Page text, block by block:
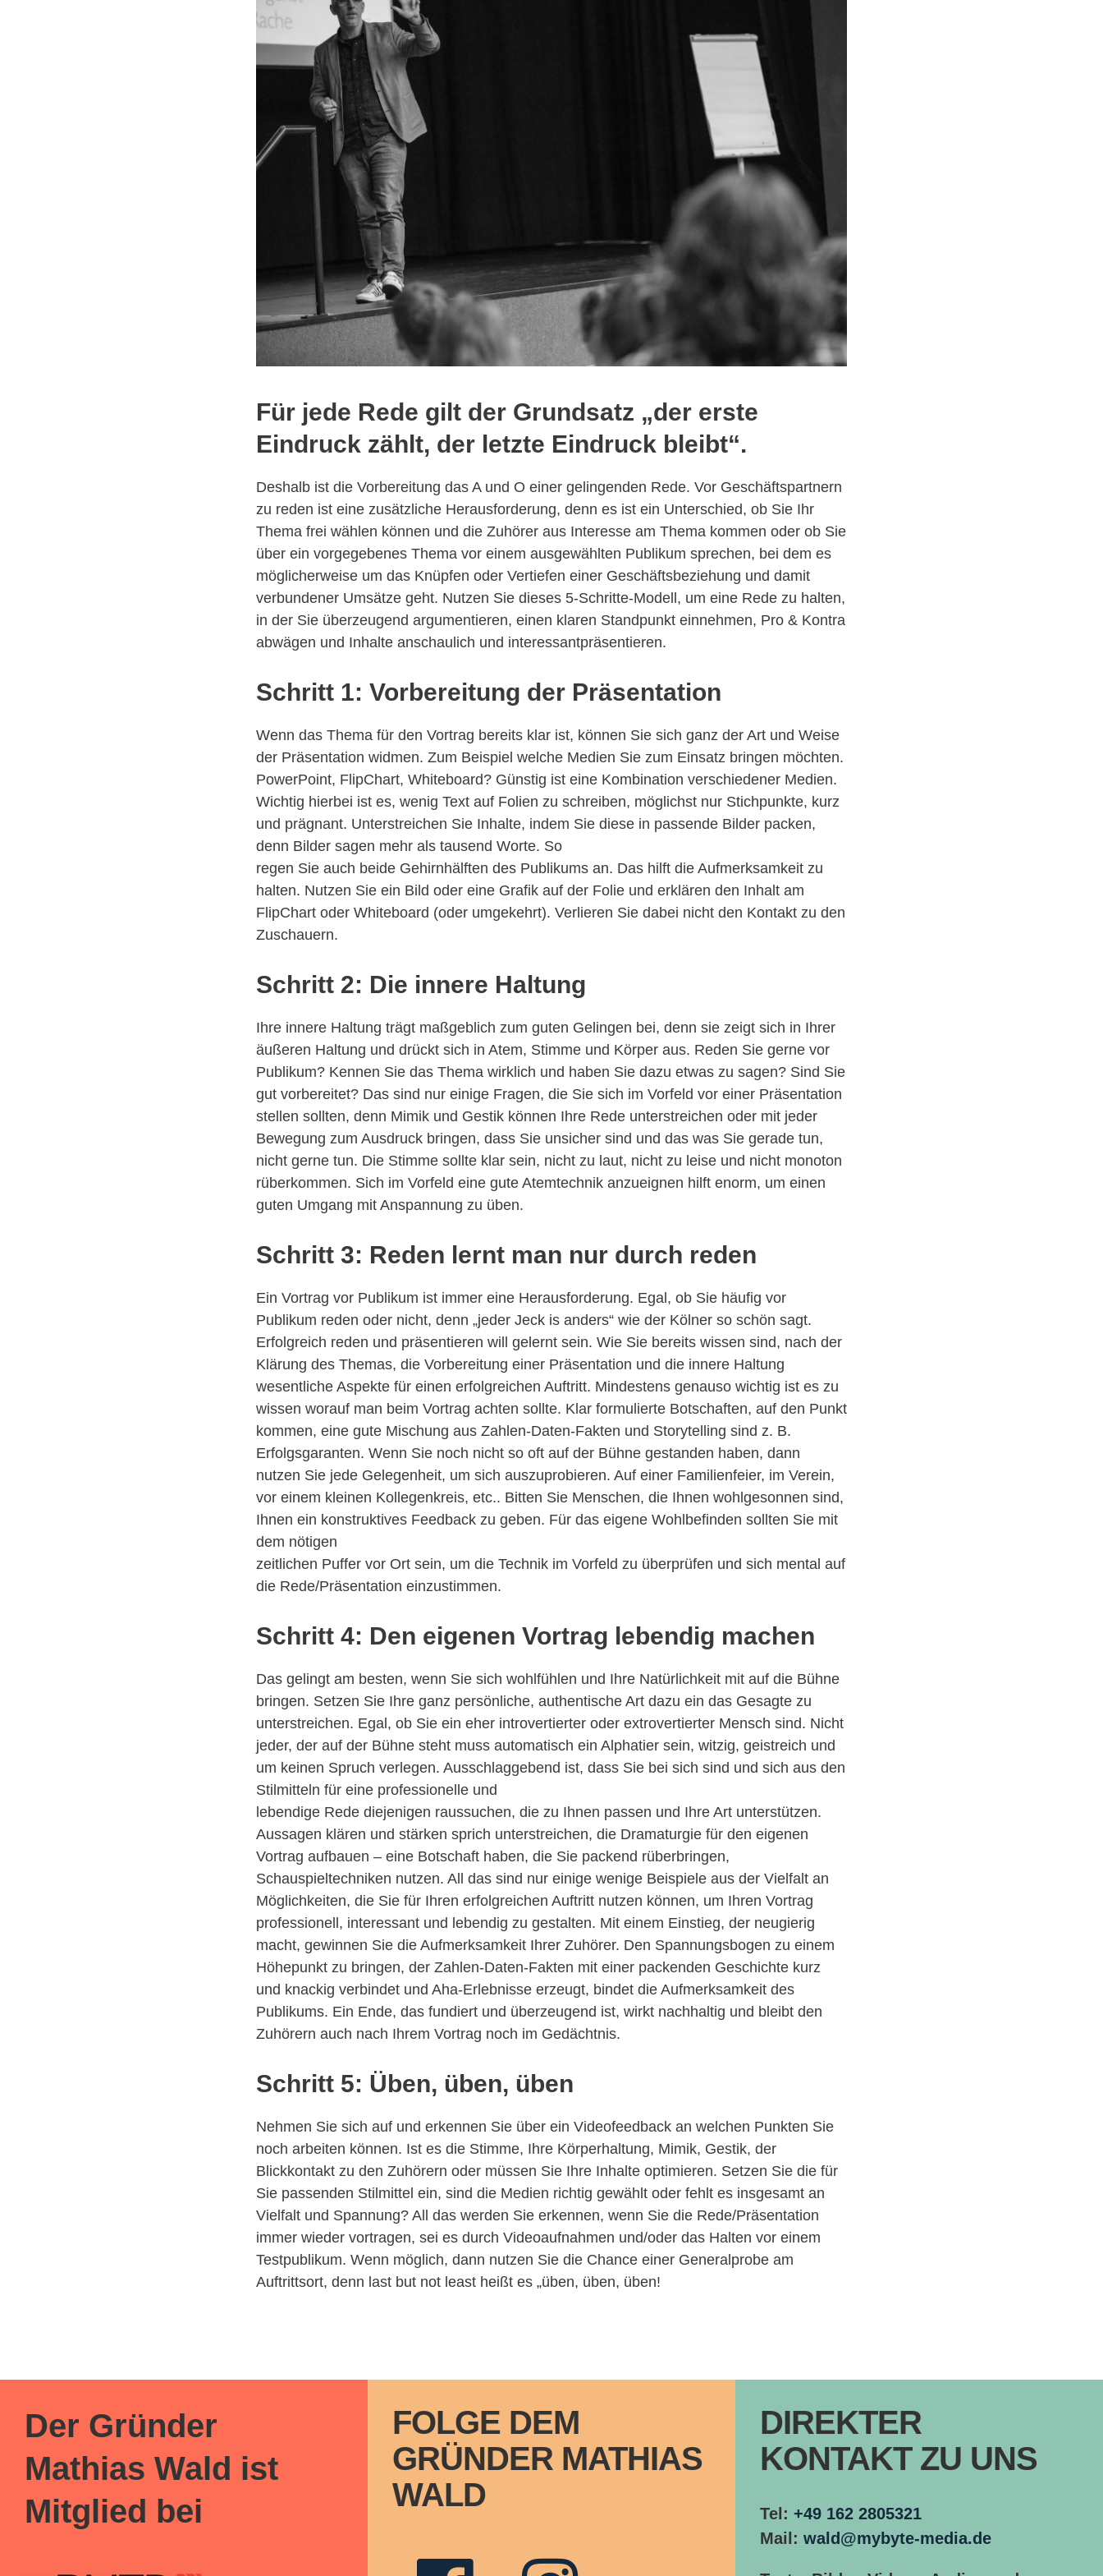
Für jede Rede gilt der Grundsatz „der erste
Eindruck zählt, der letzte Eindruck bleibt“.
Deshalb ist die Vorbereitung das A und O einer gelingenden Rede. Vor Geschäftspartnern
zu reden ist eine zusätzliche Herausforderung, denn es ist ein Unterschied, ob Sie Ihr
Thema frei wählen können und die Zuhörer aus Interesse am Thema kommen oder ob Sie
über ein vorgegebenes Thema vor einem ausgewählten Publikum sprechen, bei dem es
möglicherweise um das Knüpfen oder Vertiefen einer Geschäftsbeziehung und damit
verbundener Umsätze geht. Nutzen Sie dieses 5-Schritte-Modell, um eine Rede zu halten,
in der Sie überzeugend argumentieren, einen klaren Standpunkt einnehmen, Pro & Kontra
abwägen und Inhalte anschaulich und interessantpräsentieren.
Schritt 1: Vorbereitung der Präsentation
Wenn das Thema für den Vortrag bereits klar ist, können Sie sich ganz der Art und Weise
der Präsentation widmen. Zum Beispiel welche Medien Sie zum Einsatz bringen möchten.
PowerPoint, FlipChart, Whiteboard? Günstig ist eine Kombination verschiedener Medien.
Wichtig hierbei ist es, wenig Text auf Folien zu schreiben, möglichst nur Stichpunkte, kurz
und prägnant. Unterstreichen Sie Inhalte, indem Sie diese in passende Bilder packen,
denn Bilder sagen mehr als tausend Worte. So
regen Sie auch beide Gehirnhälften des Publikums an. Das hilft die Aufmerksamkeit zu
halten. Nutzen Sie ein Bild oder eine Grafik auf der Folie und erklären den Inhalt am
FlipChart oder Whiteboard (oder umgekehrt). Verlieren Sie dabei nicht den Kontakt zu den
Zuschauern.
Schritt 2: Die innere Haltung
Ihre innere Haltung trägt maßgeblich zum guten Gelingen bei, denn sie zeigt sich in Ihrer
äußeren Haltung und drückt sich in Atem, Stimme und Körper aus. Reden Sie gerne vor
Publikum? Kennen Sie das Thema wirklich und haben Sie dazu etwas zu sagen? Sind Sie
gut vorbereitet? Das sind nur einige Fragen, die Sie sich im Vorfeld vor einer Präsentation
stellen sollten, denn Mimik und Gestik können Ihre Rede unterstreichen oder mit jeder
Bewegung zum Ausdruck bringen, dass Sie unsicher sind und das was Sie gerade tun,
nicht gerne tun. Die Stimme sollte klar sein, nicht zu laut, nicht zu leise und nicht monoton
rüberkommen. Sich im Vorfeld eine gute Atemtechnik anzueignen hilft enorm, um einen
guten Umgang mit Anspannung zu üben.
Schritt 3: Reden lernt man nur durch reden
Ein Vortrag vor Publikum ist immer eine Herausforderung. Egal, ob Sie häufig vor
Publikum reden oder nicht, denn „jeder Jeck is anders“ wie der Kölner so schön sagt.
Erfolgreich reden und präsentieren will gelernt sein. Wie Sie bereits wissen sind, nach der
Klärung des Themas, die Vorbereitung einer Präsentation und die innere Haltung
wesentliche Aspekte für einen erfolgreichen Auftritt. Mindestens genauso wichtig ist es zu
wissen worauf man beim Vortrag achten sollte. Klar formulierte Botschaften, auf den Punkt
kommen, eine gute Mischung aus Zahlen-Daten-Fakten und Storytelling sind z. B.
Erfolgsgaranten. Wenn Sie noch nicht so oft auf der Bühne gestanden haben, dann
nutzen Sie jede Gelegenheit, um sich auszuprobieren. Auf einer Familienfeier, im Verein,
vor einem kleinen Kollegenkreis, etc.. Bitten Sie Menschen, die Ihnen wohlgesonnen sind,
Ihnen ein konstruktives Feedback zu geben. Für das eigene Wohlbefinden sollten Sie mit
dem nötigen
zeitlichen Puffer vor Ort sein, um die Technik im Vorfeld zu überprüfen und sich mental auf
die Rede/Präsentation einzustimmen.
Schritt 4: Den eigenen Vortrag lebendig machen
Das gelingt am besten, wenn Sie sich wohlfühlen und Ihre Natürlichkeit mit auf die Bühne
bringen. Setzen Sie Ihre ganz persönliche, authentische Art dazu ein das Gesagte zu
unterstreichen. Egal, ob Sie ein eher introvertierter oder extrovertierter Mensch sind. Nicht
jeder, der auf der Bühne steht muss automatisch ein Alphatier sein, witzig, geistreich und
um keinen Spruch verlegen. Ausschlaggebend ist, dass Sie bei sich sind und sich aus den
Stilmitteln für eine professionelle und
lebendige Rede diejenigen raussuchen, die zu Ihnen passen und Ihre Art unterstützen.
Aussagen klären und stärken sprich unterstreichen, die Dramaturgie für den eigenen
Vortrag aufbauen – eine Botschaft haben, die Sie packend rüberbringen,
Schauspieltechniken nutzen. All das sind nur einige wenige Beispiele aus der Vielfalt an
Möglichkeiten, die Sie für Ihren erfolgreichen Auftritt nutzen können, um Ihren Vortrag
professionell, interessant und lebendig zu gestalten. Mit einem Einstieg, der neugierig
macht, gewinnen Sie die Aufmerksamkeit Ihrer Zuhörer. Den Spannungsbogen zu einem
Höhepunkt zu bringen, der Zahlen-Daten-Fakten mit einer packenden Geschichte kurz
und knackig verbindet und Aha-Erlebnisse erzeugt, bindet die Aufmerksamkeit des
Publikums. Ein Ende, das fundiert und überzeugend ist, wirkt nachhaltig und bleibt den
Zuhörern auch nach Ihrem Vortrag noch im Gedächtnis.
Schritt 5: Üben, üben, üben
Nehmen Sie sich auf und erkennen Sie über ein Videofeedback an welchen Punkten Sie
noch arbeiten können. Ist es die Stimme, Ihre Körperhaltung, Mimik, Gestik, der
Blickkontakt zu den Zuhörern oder müssen Sie Ihre Inhalte optimieren. Setzen Sie die für
Sie passenden Stilmittel ein, sind die Medien richtig gewählt oder fehlt es insgesamt an
Vielfalt und Spannung? All das werden Sie erkennen, wenn Sie die Rede/Präsentation
immer wieder vortragen, sei es durch Videoaufnahmen und/oder das Halten vor einem
Testpublikum. Wenn möglich, dann nutzen Sie die Chance einer Generalprobe am
Auftrittsort, denn last but not least heißt es „üben, üben, üben!
Der Gründer
Mathias Wald ist
Mitglied bei
FOLGE DEM
GRÜNDER MATHIAS
WALD
DIREKTER
KONTAKT ZU UNS
Tel: +49 162 2805321
Mail: wald@mybyte-media.de